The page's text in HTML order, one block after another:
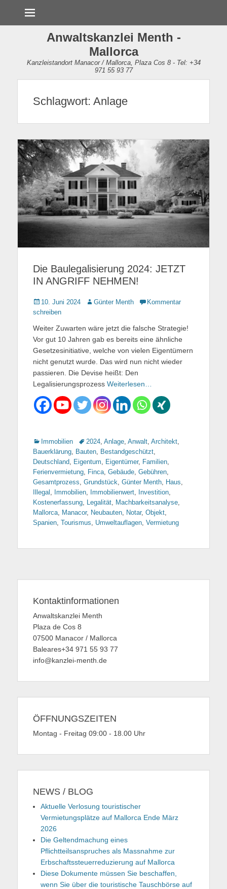
Anwaltskanzlei Menth -
Mallorca
Kanzleistandort Manacor / Mallorca, Plaza Cos 8 - Tel: +34
971 55 93 77
Schlagwort: Anlage
Die Baulegalisierung 2024: JETZT
IN ANGRIFF NEHMEN!
Gepostet
am
10. Juni 2024 AutorGünter Menth
Kommentar
schreiben
Weiter Zuwarten wäre jetzt die falsche Strategie!
Vor gut 10 Jahren gab es bereits eine ähnliche
Gesetzesinitiative, welche von vielen Eigentümern
nicht genutzt wurde. Das wird nun nicht wieder
passieren. Die Devise heißt: Den
Legalisierungsprozess Weiterlesen…
Kategorien
Immobilien Tags2024 Anlage Anwalt Architekt
Bauerklärung
Bauten Bestandgeschützt
Deutschland
Eigentum Eigentümer, Familien
Ferienvermietung
Finca Gebäude Gebühren
Gesamtprozess Grundstück Günter Menth Haus
Illegal
Immobilien Immobilienwert Investition
Kostenerfassung
Legalität Machbarkeitsanalyse
Mallorca
Manacor, Neubauten Notar, Objekt
Spanien Tourismus Umweltauflagen Vermietung
Kontaktinformationen
Anwaltskanzlei Menth
Plaza de Cos 8
07500 Manacor / Mallorca
Baleares+34 971 55 93 77
info@kanzlei-menth.de
ÖFFNUNGSZEITEN
Montag - Freitag 09:00 - 18.00 Uhr
NEWS / BLOG
Aktuelle Verlosung touristischer
Vermietungsplätze auf Mallorca Ende März
2026
Die Geltendmachung eines
Pflichtteilsanspruches als Massnahme zur
Erbschaftssteuerreduzierung auf Mallorca
Diese Dokumente müssen Sie beschaffen,
wenn Sie über die touristische Tauschbörse auf